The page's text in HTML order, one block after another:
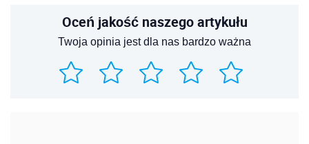
Oceń jakość naszego artykułu
Twoja opinia jest dla nas bardzo ważna